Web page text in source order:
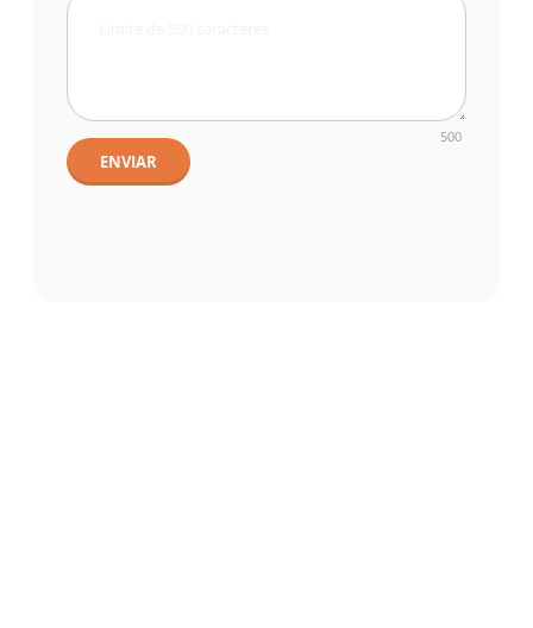
500
ENVIAR